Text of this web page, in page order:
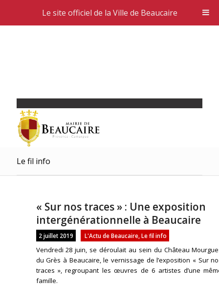
Le fil info
« Sur nos traces » : Une exposition
intergénérationnelle à Beaucaire
2 juillet 2019 L'Actu de Beaucaire, Le fil info
Vendredi 28 juin, se déroulait au sein du Château
du Grès à Beaucaire, le vernissage de l’exposition « Sur
traces », regroupant les œuvres de 6 artistes d’une
famille.
Le site officiel de la Ville de Beaucaire